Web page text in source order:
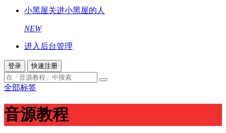
小黑屋关进小黑屋的人
NEW
进入后台管理
登录 快速注册
全部标签
音源教程